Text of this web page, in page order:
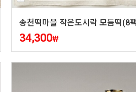
송천떡마을 작은도시락 모듬떡(8
34,300₩